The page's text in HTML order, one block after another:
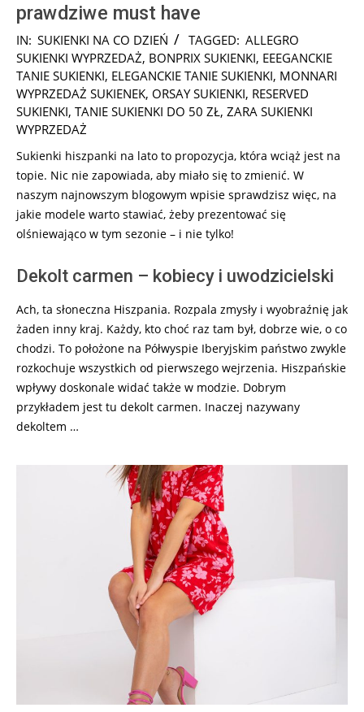
prawdziwe must have
2025-
07-
28
IN: SUKIENKI NA CO DZIEŃ TAGGED: ALLEGRO
SUKIENKI WYPRZEDAŻ, BONPRIX SUKIENKI, EEEGANCKIE
TANIE SUKIENKI, ELEGANCKIE TANIE SUKIENKI, MONNARI
WYPRZEDAŻ SUKIENEK, ORSAY SUKIENKI, RESERVED
SUKIENKI, TANIE SUKIENKI DO 50 ZŁ, ZARA SUKIENKI
WYPRZEDAŻ
Sukienki hiszpanki na lato to propozycja, która wciąż jest na
topie. Nic nie zapowiada, aby miało się to zmienić. W
naszym najnowszym blogowym wpisie sprawdzisz więc, na
jakie modele warto stawiać, żeby prezentować się
olśniewająco w tym sezonie – i nie tylko!
Dekolt carmen – kobiecy i uwodzicielski
Ach, ta słoneczna Hiszpania. Rozpala zmysły i wyobraźnię jak
żaden inny kraj. Każdy, kto choć raz tam był, dobrze wie, o co
chodzi. To położone na Półwyspie Iberyjskim państwo zwykle
rozkochuje wszystkich od pierwszego wejrzenia. Hiszpańskie
wpływy doskonale widać także w modzie. Dobrym
przykładem jest tu dekolt carmen. Inaczej nazywany
dekoltem …